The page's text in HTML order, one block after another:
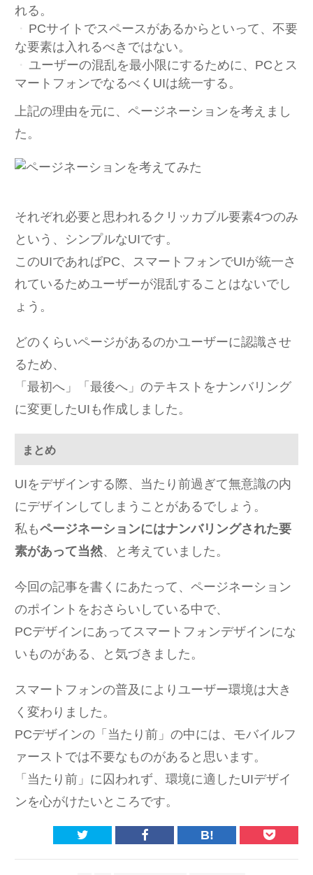
れる。
PCサイトでスペースがあるからといって、不要
な要素は入れるべきではない。
ユーザーの混乱を最小限にするために、PCとス
マートフォンでなるべくUIは統一する。
上記の理由を元に、ページネーションを考えまし
た。
それぞれ必要と思われるクリッカブル要素4つのみ
という、シンプルなUIです。
このUIであればPC、スマートフォンでUIが統一さ
れているためユーザーが混乱することはないでし
ょう。
どのくらいページがあるのかユーザーに認識させ
るため、
「最初へ」「最後へ」のテキストをナンバリング
に変更したUIも作成しました。
まとめ
UIをデザインする際、当たり前過ぎて無意識の内
にデザインしてしまうことがあるでしょう。
私もページネーションにはナンバリングされた要
素があって当然、と考えていました。
今回の記事を書くにあたって、ページネーション
のポイントをおさらいしている中で、
PCデザインにあってスマートフォンデザインにな
いものがある、と気づきました。
スマートフォンの普及によりユーザー環境は大き
く変わりました。
PCデザインの「当たり前」の中には、モバイルフ
ァーストでは不要なものがあると思います。
「当たり前」に囚われず、環境に適したUIデザイ
ンを心がけたいところです。
B!